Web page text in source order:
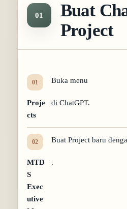
01
Buat
Project
Buka menu
Proje
cts
di ChatGPT.
Buat Project baru
MTD
S
Exec
utive
.